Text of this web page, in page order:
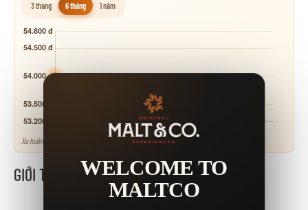
3 tháng 6 tháng 1 năm
Xu hướng tham khảo - neo theo các mốc giá niêm yết.
GIỚI THIỆU
WELCOME TO
MALTCO